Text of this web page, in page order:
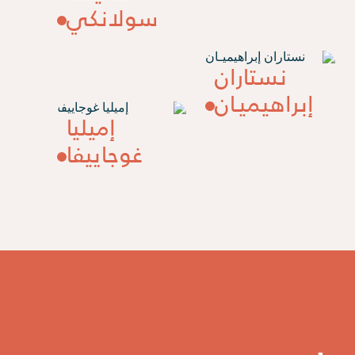
سولانكي
نستاران
إبراهيميـان
إميليا
غوجاييفا